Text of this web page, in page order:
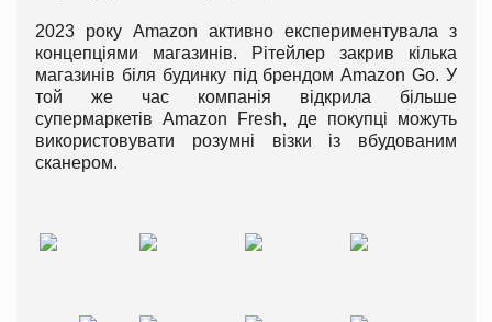
2023 року Amazon активно експериментувала з
концепціями магазинів. Рітейлер закрив кілька
магазинів біля будинку під брендом Amazon Go. У
той же час компанія відкрила більше
супермаркетів Amazon Fresh, де покупці можуть
використовувати розумні візки із вбудованим
сканером.